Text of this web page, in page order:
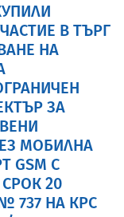
В ТЪРГ
НА
ЗА
МОБИЛНА
GSM С
20
737 НА КРС